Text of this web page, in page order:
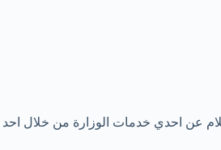
عن احدي خدمات الوزارة من خلال احد